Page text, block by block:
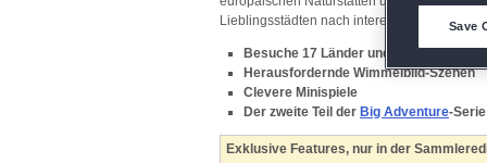
Lieblingsstädten nach interessanten
Besuche 17 Länder und 28
Herausfordernde Wimmelbild-Szenen
Clevere Minispiele
Der zweite Teil der Big Adventure-Serie
Exklusive Features, nur in der
Save